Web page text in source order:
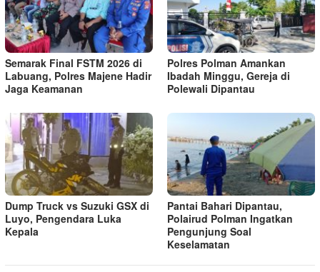
Semarak Final FSTM 2026 di
Labuang, Polres Majene Hadir
Jaga Keamanan
Polres Polman Amankan
Ibadah Minggu, Gereja di
Polewali Dipantau
Dump Truck vs Suzuki GSX di
Luyo, Pengendara Luka
Kepala
Pantai Bahari Dipantau,
Polairud Polman Ingatkan
Pengunjung Soal
Keselamatan